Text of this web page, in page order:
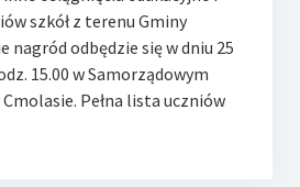
szkół z terenu Gminy
nagród odbędzie się w dniu 25
15.00 w Samorządowym
Pełna lista uczniów